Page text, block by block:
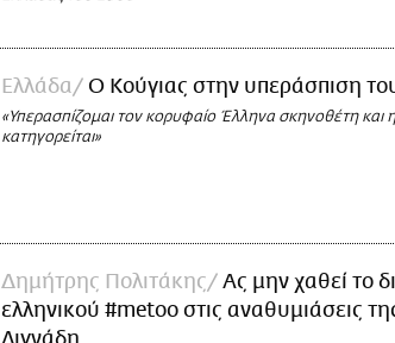
Ελλάδα Ο Κούγιας στην υπεράσπιση
«Υπερασπίζομαι τον κορυφαίο Έλληνα σκηνοθέτη και
κατηγορείται»
Δημήτρης Πολιτάκης
Ας μην χαθεί το
ελληνικού #metoo στις αναθυμιάσεις